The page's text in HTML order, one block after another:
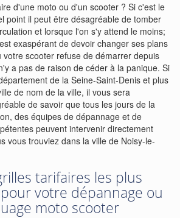
d'une moto ou d'un scooter ? Si c'est le
point il peut être désagréable de tomber
et lorsque l'on s'y attend le moins;
exaspérant de devoir changer ses plans
votre scooter refuse de démarrer depuis
a pas de raison de céder à la panique. Si
de la Seine-Saint-Denis et plus
de nom de la ville, il vous sera
de savoir que tous les jours de la
des équipes de dépannage et de
peuvent intervenir directement
vous trouviez dans la ville de Noisy-le-
tarifaires les plus
votre dépannage ou
moto scooter